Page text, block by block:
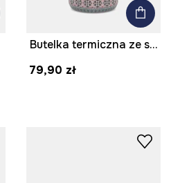
Butelka termiczna ze stali nierdzewnej 500 ml
79,90 zł